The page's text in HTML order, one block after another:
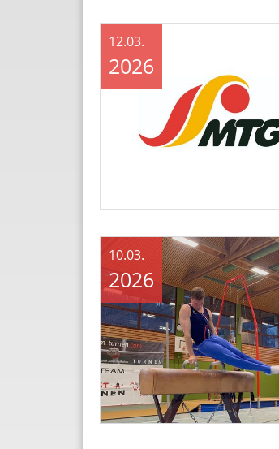
12.03.
2026
10.03.
2026